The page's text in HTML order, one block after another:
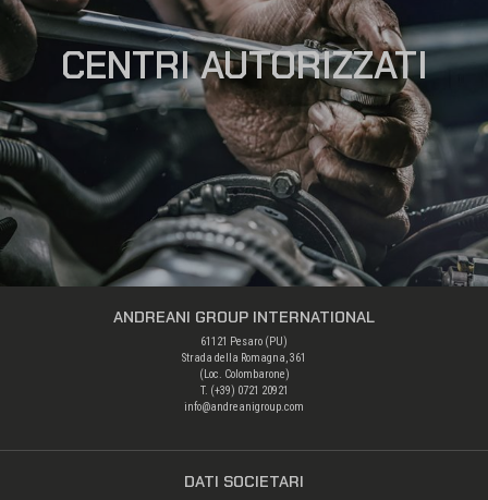
CENTRI AUTORIZZATI
ANDREANI GROUP INTERNATIONAL
61121 Pesaro (PU)
Strada della Romagna, 361
(Loc. Colombarone)
T. (+39) 0721 20921
info@andreanigroup.com
DATI SOCIETARI